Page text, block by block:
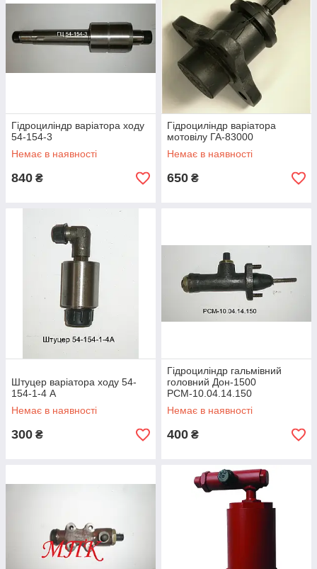
Гідроциліндр варіатора ходу
54-154-3
Немає в наявності
840 ₴
Гідроциліндр варіатора
мотовілу ГА-83000
Немає в наявності
650 ₴
Штуцер варіатора ходу 54-
154-1-4 А
Немає в наявності
300 ₴
Гідроциліндр гальмівний
головний Дон-1500
РСМ-10.04.14.150
Немає в наявності
400 ₴